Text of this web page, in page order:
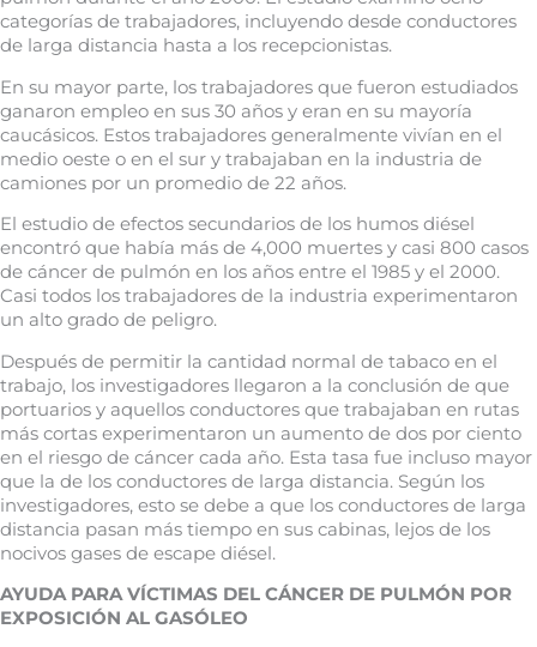
categorías de trabajadores, incluyendo desde conductores
de larga distancia hasta a los recepcionistas.
En su mayor parte, los trabajadores que fueron estudiados
ganaron empleo en sus 30 años y eran en su mayoría
caucásicos. Estos trabajadores generalmente vivían en el
medio oeste o en el sur y trabajaban en la industria de
camiones por un promedio de 22 años.
El estudio de efectos secundarios de los humos diésel
encontró que había más de 4,000 muertes y casi 800 casos
de cáncer de pulmón en los años entre el 1985 y el 2000.
Casi todos los trabajadores de la industria experimentaron
un alto grado de peligro.
Después de permitir la cantidad normal de tabaco en el
trabajo, los investigadores llegaron a la conclusión de que
portuarios y aquellos conductores que trabajaban en rutas
más cortas experimentaron un aumento de dos por ciento
en el riesgo de cáncer cada año. Esta tasa fue incluso mayor
que la de los conductores de larga distancia. Según los
investigadores, esto se debe a que los conductores de larga
distancia pasan más tiempo en sus cabinas, lejos de los
nocivos gases de escape diésel.
AYUDA PARA VÍCTIMAS DEL CÁNCER DE PULMÓN POR
EXPOSICIÓN AL GASÓLEO